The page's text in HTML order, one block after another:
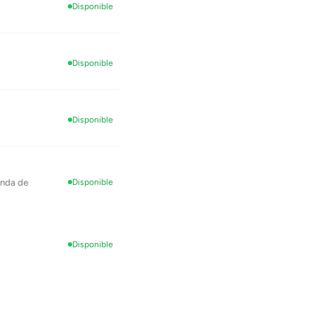
Disponible
Disponible
Disponible
de Disponible
Disponible